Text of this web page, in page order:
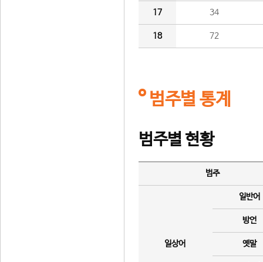
17 34
18 72
범주별 통계
범주별 현황
범주
일상어
일반어
방언
옛말